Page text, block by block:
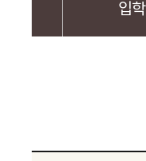
입학